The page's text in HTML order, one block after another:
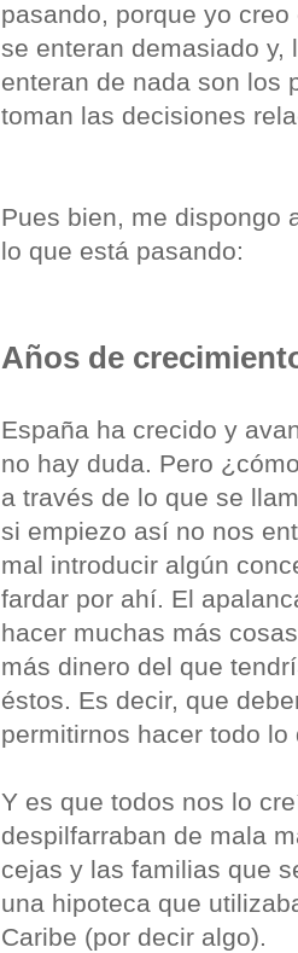
pasando, porque yo
se enteran demasiado y,
enteran de nada son los
toman las decisiones
Pues bien, me dispongo
lo que está pasando:
Años de
España ha crecido y
no hay duda. Pero
a través de lo que se
si empiezo así no nos
mal introducir algún
fardar por ahí. El
hacer muchas más
más dinero del que
éstos. Es decir, que
permitirnos hacer todo
Y es que todos nos lo
despilfarraban de mala
cejas y las familias que
una hipoteca que
Caribe (por decir algo).